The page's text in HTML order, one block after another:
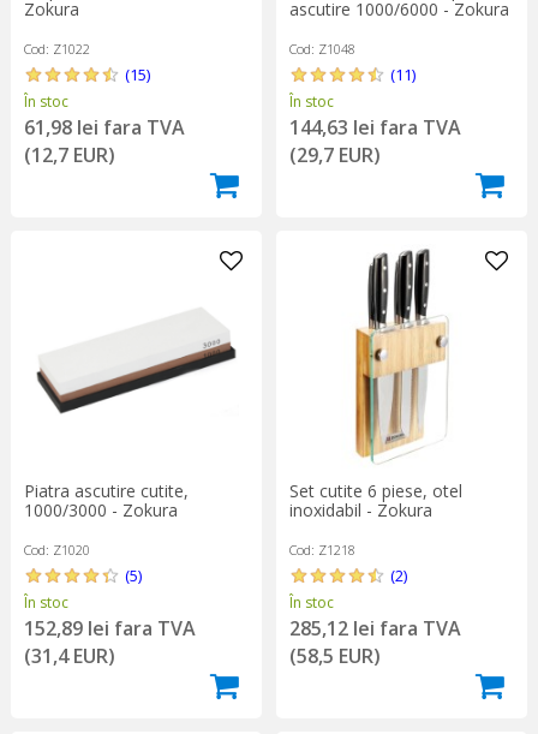
Zokura
Cod: Z1022
(15)
În stoc
61,98 lei fara TVA
(12,7 EUR)
ascutire 1000/6000 - Zokura
Cod: Z1048
(11)
În stoc
144,63 lei fara TVA
(29,7 EUR)
Piatra ascutire cutite,
1000/3000 - Zokura
Cod: Z1020
(5)
În stoc
152,89 lei fara TVA
(31,4 EUR)
Set cutite 6 piese, otel
inoxidabil - Zokura
Cod: Z1218
(2)
În stoc
285,12 lei fara TVA
(58,5 EUR)